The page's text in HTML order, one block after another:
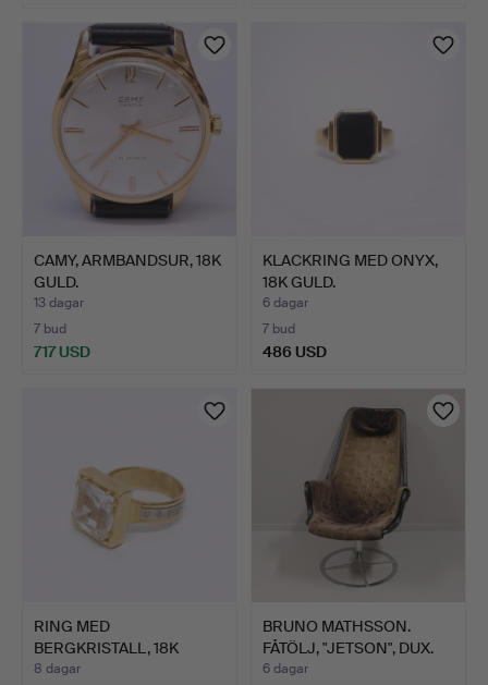
CAMY, ARMBANDSUR, 18K
GULD.
13 dagar
7 bud
717 USD
KLACKRING MED ONYX,
18K GULD.
6 dagar
7 bud
486 USD
RING MED
BERGKRISTALL, 18K
GULD.
8 dagar
BRUNO MATHSSON.
FÅTÖLJ, "JETSON", DUX.
6 dagar